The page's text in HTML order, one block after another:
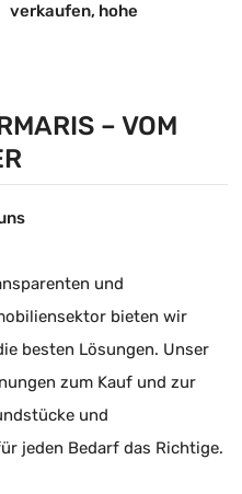
verkaufen, hohe
– VOM
und
bieten wir
besten Lösungen. Unser
zum Kauf und zur
und
jeden Bedarf das Richtige.